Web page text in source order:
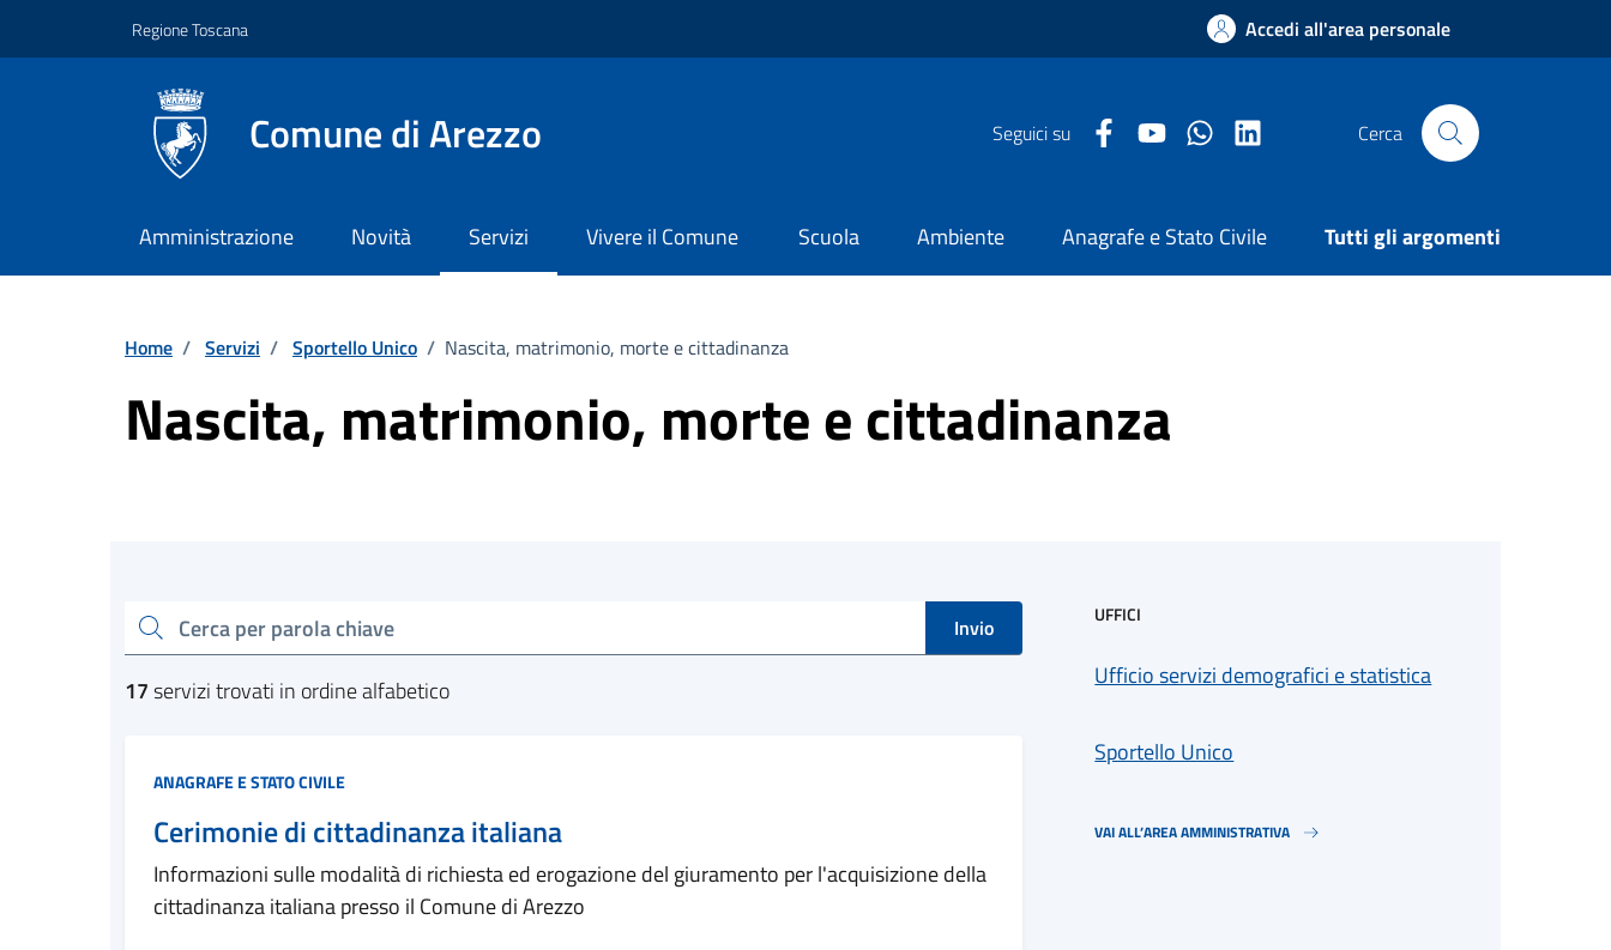
Regione Toscana Accedi all'area personale
Comune di Arezzo Seguici su Facebook Comune di Arezzo
Youtube Comune di Arezzo
Twitter Comune di Arezzo
LinkedIn Comune di Arezzo
Cerca
Amministrazione Novità Servizi Vivere il Comune Scuola Ambiente Anagrafe e Stato Civile Tutti gli argomenti
Home / Servizi / Sportello Unico / Nascita, matrimonio, morte e cittadinanza
Nascita, matrimonio, morte e cittadinanza
Esplora tutti i servizi
cerca Invio
17servizi trovati in ordine alfabetico
Categoria:
ANAGRAFE E STATO CIVILE
Cerimonie di cittadinanza italiana
Informazioni sulle modalità di richiesta ed erogazione del giuramento per l'acquisizione della
cittadinanza italiana presso il Comune di Arezzo
UFFICI
Ufficio servizi demografici e statistica
Sportello Unico
VAI ALL’AREA AMMINISTRATIVA